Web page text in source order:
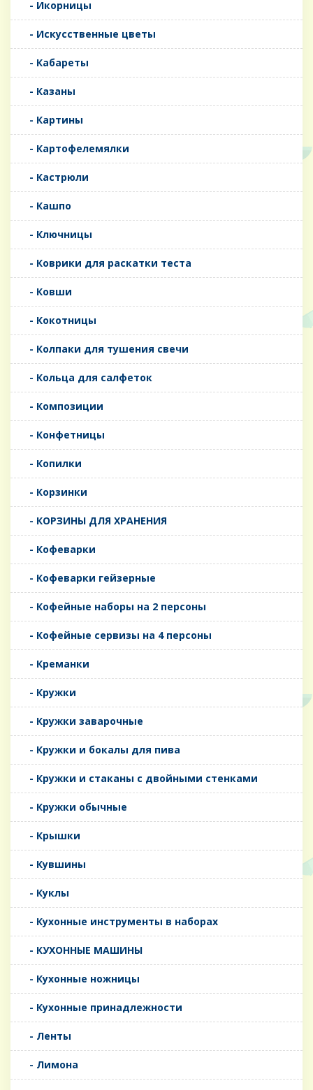
- Икорницы
- Искусственные цветы
- Кабареты
- Казаны
- Картины
- Картофелемялки
- Кастрюли
- Кашпо
- Ключницы
- Коврики для раскатки теста
- Ковши
- Кокотницы
- Колпаки для тушения свечи
- Кольца для салфеток
- Композиции
- Конфетницы
- Копилки
- Корзинки
- КОРЗИНЫ ДЛЯ ХРАНЕНИЯ
- Кофеварки
- Кофеварки гейзерные
- Кофейные наборы на 2 персоны
- Кофейные сервизы на 4 персоны
- Креманки
- Кружки
- Кружки заварочные
- Кружки и бокалы для пива
- Кружки и стаканы с двойными стенками
- Кружки обычные
- Крышки
- Кувшины
- Куклы
- Кухонные инструменты в наборах
- КУХОННЫЕ МАШИНЫ
- Кухонные ножницы
- Кухонные принадлежности
- Ленты
- Лимона